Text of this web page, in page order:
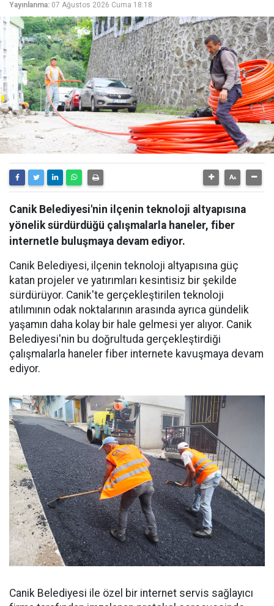
Yayınlanma: 07 Ağustos 2026 Cuma 18:18
Canik Belediyesi'nin ilçenin teknoloji altyapısına
yönelik sürdürdüğü çalışmalarla haneler, fiber
internetle buluşmaya devam ediyor.
Canik Belediyesi, ilçenin teknoloji altyapısına güç
katan projeler ve yatırımları kesintisiz bir şekilde
sürdürüyor. Canik'te gerçekleştirilen teknoloji
atılımının odak noktalarının arasında ayrıca gündelik
yaşamın daha kolay bir hale gelmesi yer alıyor. Canik
Belediyesi'nin bu doğrultuda gerçekleştirdiği
çalışmalarla haneler fiber internete kavuşmaya devam
ediyor.
Canik Belediyesi ile özel bir internet servis sağlayıcı